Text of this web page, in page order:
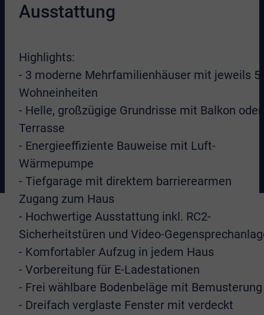
Ausstattung
Highlights:
- 3 moderne Mehrfamilienhäuser mit jeweils
Wohneinheiten
- Helle, großzügige Grundrisse mit Balkon oder
Terrasse
- Energieeffiziente Bauweise mit Luft-
Wärmepumpe
- Tiefgarage mit direktem barrierearmen
Zugang zum Haus
- Hochwertige Ausstattung inkl. RC2-
Sicherheitstüren und Video-
- Komfortabler Aufzug in jedem Haus
- Vorbereitung für E-Ladestationen
- Frei wählbare Bodenbeläge mit Bemusterung
- Dreifach verglaste Fenster mit verdeckt